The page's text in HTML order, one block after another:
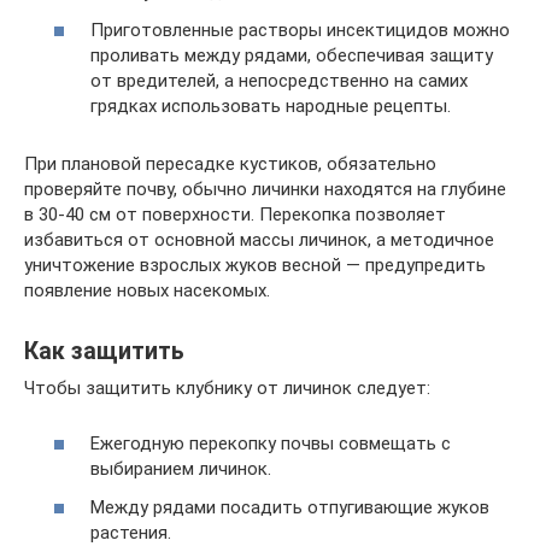
Приготовленные растворы инсектицидов можно
проливать между рядами, обеспечивая защиту
от вредителей, а непосредственно на самих
грядках использовать народные рецепты.
При плановой пересадке кустиков, обязательно
проверяйте почву, обычно личинки находятся на глубине
в 30-40 см от поверхности. Перекопка позволяет
избавиться от основной массы личинок, а методичное
уничтожение взрослых жуков весной — предупредить
появление новых насекомых.
Как защитить
Чтобы защитить клубнику от личинок следует:
Ежегодную перекопку почвы совмещать с
выбиранием личинок.
Между рядами посадить отпугивающие жуков
растения.